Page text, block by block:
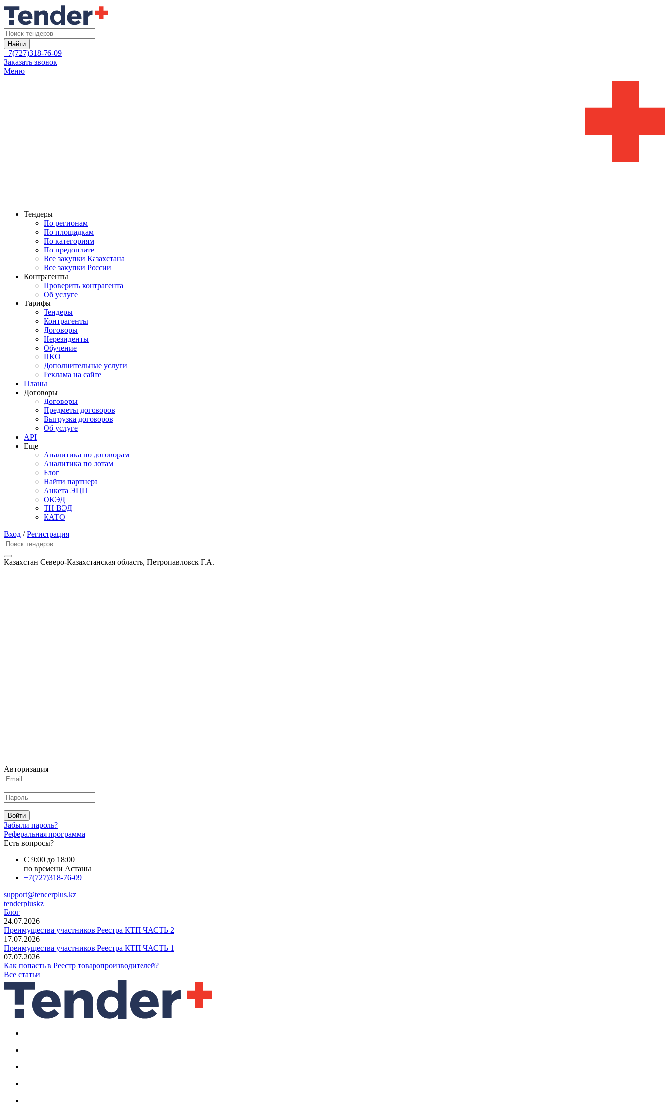
Найти
+7(727)318-76-09
Заказать звонок
Меню
Тендеры
По регионам
По площадкам
По категориям
По предоплате
Все закупки Казахстана
Все закупки России
Контрагенты
Проверить контрагента
Об услуге
Тарифы
Тендеры
Контрагенты
Договоры
Нерезиденты
Обучение
ПКО
Дополнительные услуги
Реклама на сайте
Планы
Договоры
Договоры
Предметы договоров
Выгрузка договоров
Об услуге
API
Еще
Аналитика по договорам
Аналитика по лотам
Блог
Найти партнера
Анкета ЭЦП
ОКЭД
ТН ВЭД
КАТО
Вход /Регистрация
Казахстан Северо-Казахстанская область, Петропавловск Г.А.
Авторизация
Войти
Забыли пароль?
Реферальная программа
Есть вопросы?
С 9:00 до 18:00
по времени Астаны
+7(727)318-76-09
support@tenderplus.kz
tenderpluskz
Блог
24.07.2026
Преимущества участников Реестра КТП ЧАСТЬ 2
17.07.2026
Преимущества участников Реестра КТП ЧАСТЬ 1
07.07.2026
Как попасть в Реестр товаропроизводителей?
Все статьи